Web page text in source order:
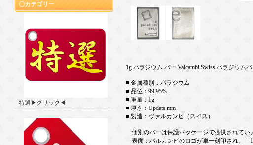
カテゴリー
特選▶クリック◀
1g パラジウム バー Valcambi Swiss パラジウムバ
■ 金属種別：パラジウム
■ 品位：99.95%
■ 重量：1g
■ 厚さ：Update mm
■ 製造：ヴァルカンビ（スイス）
個別のバーは保護パッケージで提供されてい
表面：バルカンビのロゴが単一刻印され、「1